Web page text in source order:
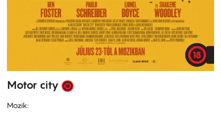
Motor city
Mozik: